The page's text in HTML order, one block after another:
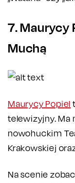
7. Maurycy
Muchą
Maurycy Popiel
telewizyjny. Ma
nowohuckim
Krakowskiej
Na scenie